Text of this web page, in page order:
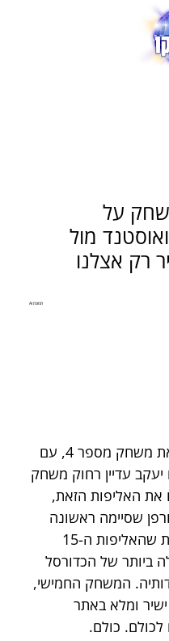
גם אחרי שאוסטנד הפסידה את משחק מספר 4, עם
עדיין רחוק משחק
את האליפות הזאת,
שסיימה ראשונה
ביותר של הכדורסל
המשחק החמישי,
בשידור ישיר ומלא באתר
לכולם. כולם.
תמונת AI
5 - משחק על
מול
רק אצלנו